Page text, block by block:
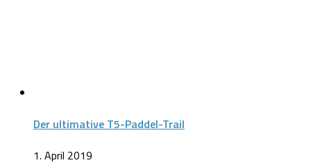
Der ultimative T5-Paddel-Trail
1. April 2019